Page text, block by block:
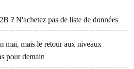
? N'achetez pas de liste de données
mai, mais le retour aux niveaux
pour demain